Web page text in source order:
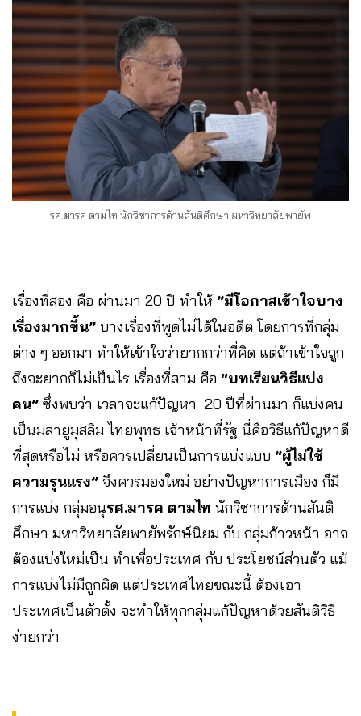
รศ.มารค ตามไท นักวิชาการด้านสันติศึกษา มหาวิทยาลัยพายัพ
เรื่องที่สอง คือ ผ่านมา 20 ปี ทำให้ “มีโอกาสเข้าใจบาง
เรื่องมากขึ้น” บางเรื่องที่พูดไม่ได้ในอดีต โดยการที่กลุ่ม
ต่าง ๆ ออกมา ทำให้เข้าใจว่ายากกว่าที่คิด แต่ถ้าเข้าใจถูก
ถึงจะยากก็ไม่เป็นไร เรื่องที่สาม คือ “บทเรียนวิธีแบ่ง
คน” ซึ่งพบว่า เวลาจะแก้ปัญหา 20 ปีที่ผ่านมา ก็แบ่งคน
เป็นมลายูมุสลิม ไทยพุทธ เจ้าหน้าที่รัฐ นี่คือวิธีแก้ปัญหาดี
ที่สุดหรือไม่ หรือควรเปลี่ยนเป็นการแบ่งแบบ “ผู้ไม่ใช้
ความรุนแรง” จึงควรมองใหม่ อย่างปัญหาการเมือง ก็มี
การแบ่ง กลุ่มอนุรศ.มารค ตามไท นักวิชาการด้านสันติ
ศึกษา มหาวิทยาลัยพายัพรักษ์นิยม กับ กลุ่มก้าวหน้า อาจ
ต้องแบ่งใหม่เป็น ทำเพื่อประเทศ กับ ประโยชน์ส่วนตัว แม้
การแบ่งไม่มีถูกผิด แต่ประเทศไทยขณะนี้ ต้องเอา
ประเทศเป็นตัวตั้ง จะทำให้ทุกกลุ่มแก้ปัญหาด้วยสันติวิธี
ง่ายกว่า